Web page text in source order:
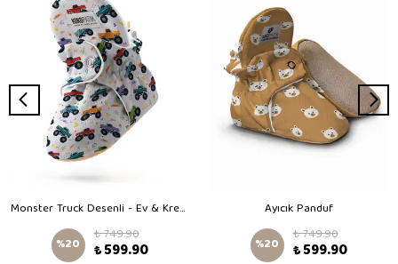
Monster Truck Desenli - Ev & Kreş Panduf
%20 ₺ 749.90
₺ 599.90
Ayıcık Panduf
%20 ₺ 749.90
₺ 599.90